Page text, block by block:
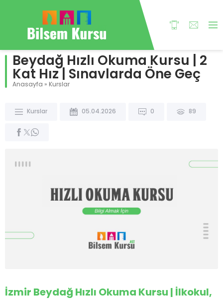
Beydağ Hızlı Okuma Kursu | 2
Kat Hız | Sınavlarda Öne Geç
Anasayfa » Kurslar
Kurslar 05.04.2026 0 89
İzmir Beydağ Hızlı Okuma Kursu | İlkokul,